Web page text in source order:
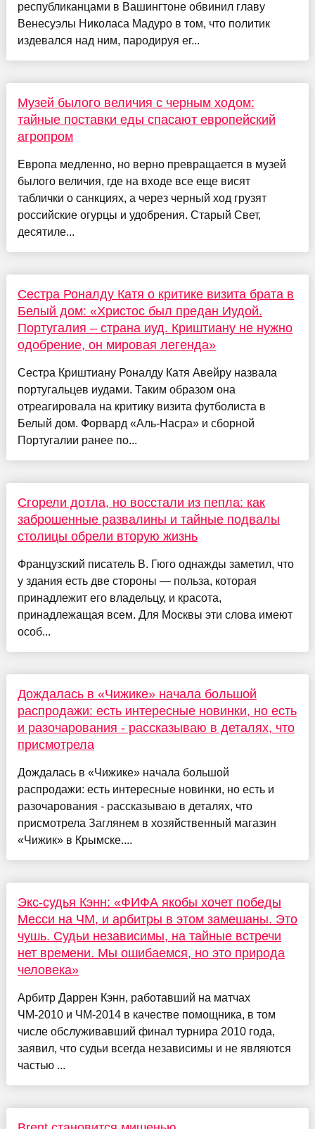
республиканцами в Вашингтоне обвинил главу
Венесуэлы Николаса Мадуро в том, что политик
издевался над ним, пародируя ег...
Музей былого величия с черным ходом:
тайные поставки еды спасают европейский
агропром
Европа медленно, но верно превращается в музей
былого величия, где на входе все еще висят
таблички о санкциях, а через черный ход грузят
российские огурцы и удобрения. Старый Свет,
десятиле...
Сестра Роналду Катя о критике визита брата в
Белый дом: «Христос был предан Иудой.
Португалия – страна иуд. Криштиану не нужно
одобрение, он мировая легенда»
Сестра Криштиану Роналду Катя Авейру назвала
португальцев иудами. Таким образом она
отреагировала на критику визита футболиста в
Белый дом. Форвард «Аль-Насра» и сборной
Португалии ранее по...
Сгорели дотла, но восстали из пепла: как
заброшенные развалины и тайные подвалы
столицы обрели вторую жизнь
Французский писатель В. Гюго однажды заметил, что
у здания есть две стороны — польза, которая
принадлежит его владельцу, и красота,
принадлежащая всем. Для Москвы эти слова имеют
особ...
Дождалась в «Чижике» начала большой
распродажи: есть интересные новинки, но есть
и разочарования - рассказываю в деталях, что
присмотрела
Дождалась в «Чижике» начала большой
распродажи: есть интересные новинки, но есть и
разочарования - рассказываю в деталях, что
присмотрела Заглянем в хозяйственный магазин
«Чижик» в Крымске....
Экс-судья Кэнн: «ФИФА якобы хочет победы
Месси на ЧМ, и арбитры в этом замешаны. Это
чушь. Судьи независимы, на тайные встречи
нет времени. Мы ошибаемся, но это природа
человека»
Арбитр Даррен Кэнн, работавший на матчах
ЧМ-2010 и ЧМ-2014 в качестве помощника, в том
числе обслуживавший финал турнира 2010 года,
заявил, что судьи всегда независимы и не являются
частью ...